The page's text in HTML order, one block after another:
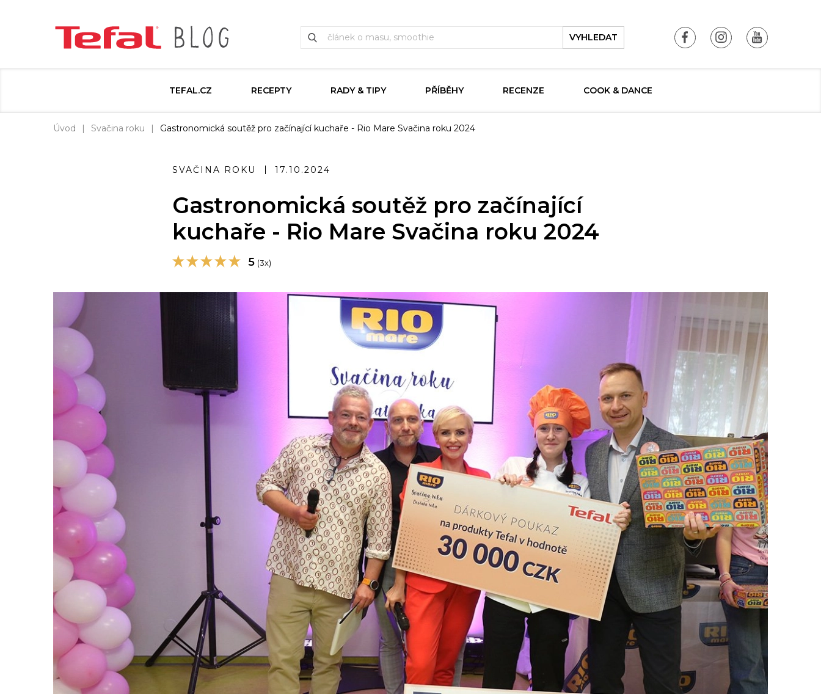
VYHLEDAT
TEFAL.CZ RECEPTY RADY & TIPY PŘÍBĚHY RECENZE COOK & DANCE
Úvod Svačina roku Gastronomická soutěž pro začínající kuchaře - Rio Mare Svačina roku 2024
SVAČINA ROKU 17.10.2024
Gastronomická soutěž pro začínající
kuchaře - Rio Mare Svačina roku 2024
5 (3x)